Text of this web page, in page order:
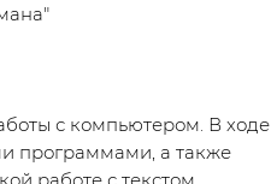
с компьютером. В ходе
программами, а также